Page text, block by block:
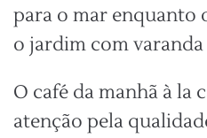
para o mar enquanto
o jardim com
O café da manhã à la
atenção pela